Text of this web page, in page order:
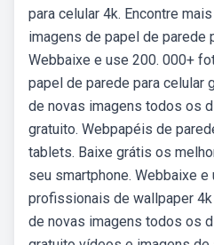
para celular 4k. Encontre
imagens de papel de parede
Webbaixe e use 200. 000+
papel de parede para celular
de novas imagens todos os
gratuito. Webpapéis de
tablets. Baixe grátis os
seu smartphone. Webbaixe
profissionais de wallpaper
de novas imagens todos os